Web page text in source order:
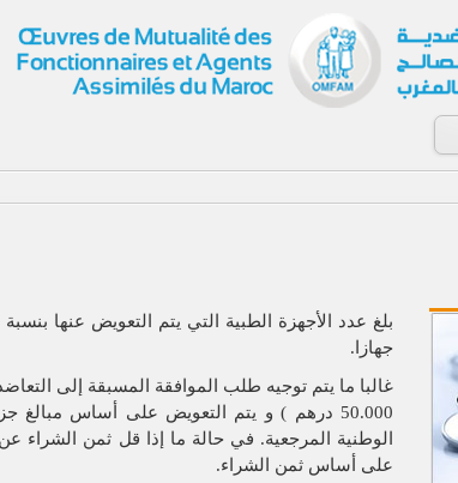
بلغ عدد الأجهزة الطبية التي يتم التعويض عنها بنسبة 100
جهازا.
غالبا ما يتم توجيه طلب الموافقة المسبقة إلى
50.000 درهم ) و يتم التعويض على أساس مبالغ جزافية بنسبة 100
الوطنية المرجعية. في حالة ما إذا قل ثمن الشراء عن
على أساس ثمن الشراء.